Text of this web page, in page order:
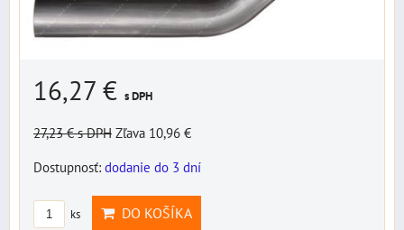
16,27 € s DPH
27,23 €s DPH Zľava 10,96 €
Dostupnosť: dodanie do 3 dní
ks DO KOŠÍKA